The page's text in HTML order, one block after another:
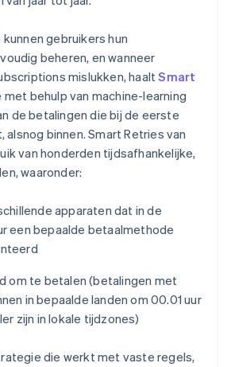
kunnen gebruikers hun
beheren, en wanneer
mislukken, haaltSmart
met behulp van machine-learning
de betalingen die bij de eerste
alsnog binnen. Smart Retries van
van honderden tijdsafhankelijke,
waaronder:
apparaten dat in de
een bepaalde betaalmethode
om te betalen (betalingen met
in bepaalde landen om 00.01 uur
zijn in lokale tijdzones)
die werkt met vaste regels,